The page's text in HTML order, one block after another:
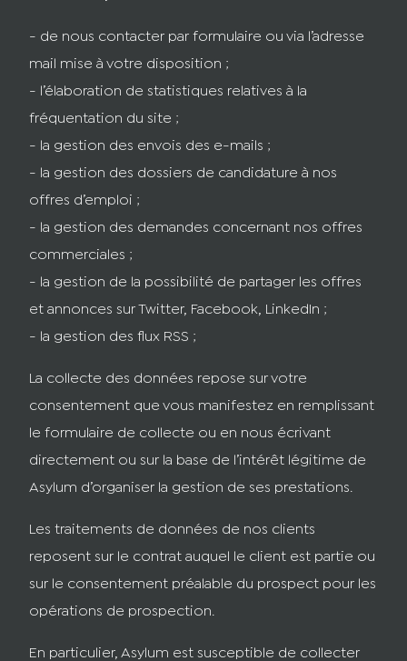
- de nous contacter par formulaire ou via l’adresse
mail mise à votre disposition ;
- l’élaboration de statistiques relatives à la
fréquentation du site ;
- la gestion des envois des e-mails ;
- la gestion des dossiers de candidature à nos
offres d’emploi ;
- la gestion des demandes concernant nos offres
commerciales ;
- la gestion de la possibilité de partager les offres
et annonces sur Twitter, Facebook, LinkedIn ;
- la gestion des flux RSS ;
La collecte des données repose sur votre
consentement que vous manifestez en remplissant
le formulaire de collecte ou en nous écrivant
directement ou sur la base de l’intérêt légitime de
Asylum d’organiser la gestion de ses prestations.
Les traitements de données de nos clients
reposent sur le contrat auquel le client est partie ou
sur le consentement préalable du prospect pour les
opérations de prospection.
En particulier, Asylum est susceptible de collecter